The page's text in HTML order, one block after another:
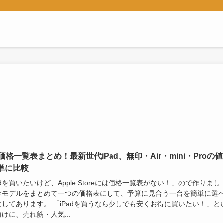
格一覧表まとめ！最新世代iPad、無印・Air・mini・Proの
に比較
を買いたいけど、Apple Storeには価格一覧表がない！」ので作りまし
モデルをまとめて一つの価格表にして、予算に見合う一台を簡単に選
してあります。 「iPadを買うなら少しでも安くお得に買いたい！」と
に、売れ筋・人気...